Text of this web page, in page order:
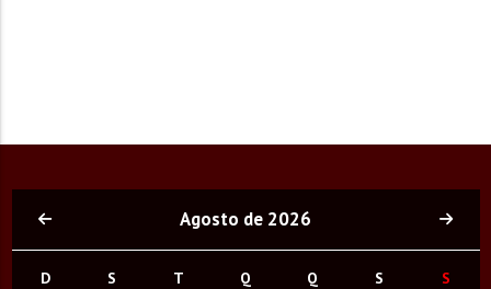
Agosto de 2026
D S T Q Q S S